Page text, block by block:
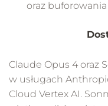
oraz
Claude Opus 4 oraz
w usługach
Cloud Vertex AI.